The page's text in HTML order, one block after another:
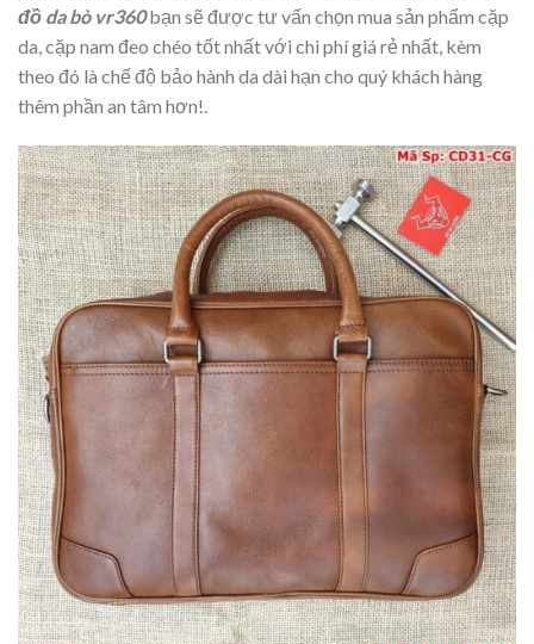
đồ da bò vr360bạn sẽ được tư vấn chọn mua sản phẩm cặp
da, cặp nam đeo chéo tốt nhất với chi phí giá rẻ nhất, kèm
theo đó là chế độ bảo hành da dài hạn cho quý khách hàng
thêm phần an tâm hơn!.